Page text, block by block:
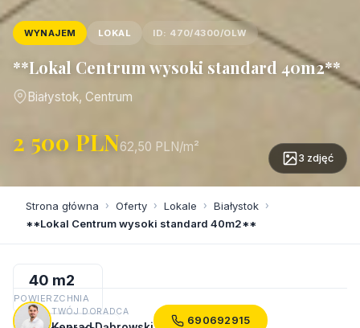
WYNAJEM LOKAL ID: 470/4300/OLW
**Lokal Centrum wysoki standard 40m2**
Białystok, Centrum
2 500 PLN62,50 PLN/m²
3 zdjęć
Strona główna › Oferty › Lokale › Białystok ›
**Lokal Centrum wysoki standard 40m2**
40 m2
POWIERZCHNIA
TWÓJ DORADCA
690692915